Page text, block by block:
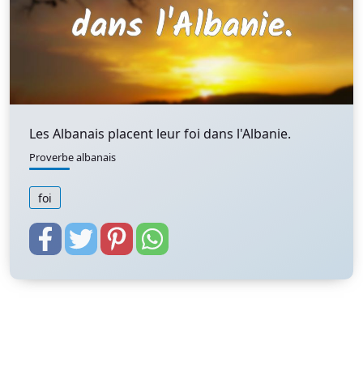
Les Albanais placent leur foi dans l'Albanie.
Proverbe albanais
foi